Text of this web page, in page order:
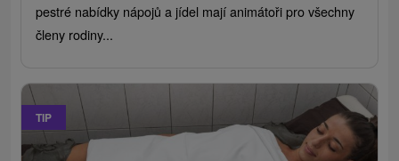
pestré nabídky nápojů a jídel mají animátoři pro všechny
členy rodiny...
TIP